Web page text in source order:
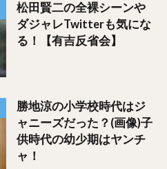
松田賢二の全裸シーンや
ダジャレTwitterも気にな
る！【有吉反省会】
勝地涼の小学校時代はジ
ャニーズだった？(画像)子
供時代の幼少期はヤンチ
ャ！